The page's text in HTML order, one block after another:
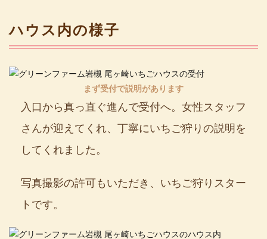
ハウス内の様子
まず受付で説明があります
入口から真っ直ぐ進んで受付へ。女性スタッフ
さんが迎えてくれ、丁寧にいちご狩りの説明を
してくれました。
写真撮影の許可もいただき、いちご狩りスター
トです。